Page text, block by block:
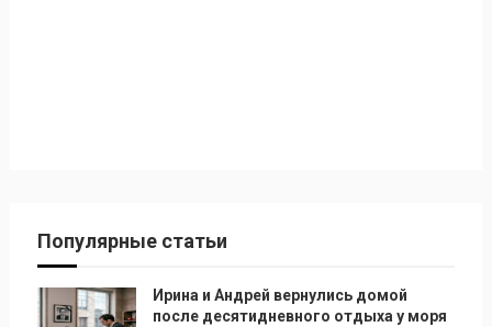
Популярные статьи
Ирина и Андрей вернулись домой
после десятидневного отдыха у моря